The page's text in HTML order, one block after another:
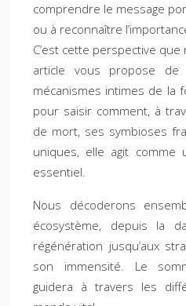
comprendre le message
ou à reconnaître
C’est cette perspective
article vous propose
mécanismes intimes de la
pour saisir comment, à
de mort, ses symbioses
uniques, elle agit comme
essentiel.
Nous décoderons
écosystème, depuis la
régénération jusqu’aux
son immensité. Le
guidera à travers les